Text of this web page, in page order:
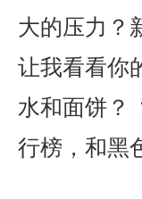
大的压力？
让我看看你
水和面饼？
行榜，和黑